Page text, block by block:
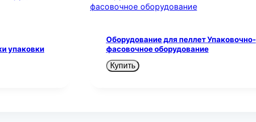
упаковки
Оборудование для пеллет Упаковочно-
фасовочное оборудование
Купить